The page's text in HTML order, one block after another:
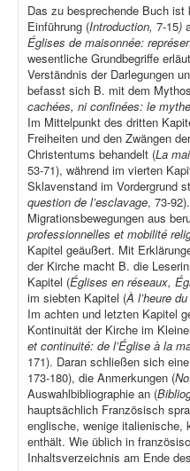
Das zu besprechende Buch
Einführung (Introduction, 7-15)
Églises de maisonnée:
wesentliche Grundbegriffe
Verständnis der Darlegungen
befasst sich B. mit dem
cachées, ni confinées: le
Im Mittelpunkt des dritten
Freiheiten und den Zwängen
Christentums behandelt (La
53-71), während im vierten
Sklavenstand im Vordergrund
question de l’esclavage, 73-
Migrationsbewegungen aus
professionnelles et mobilité
Kapitel geäußert. Mit
der Kirche macht B. die
Kapitel (Églises en réseaux,
im siebten Kapitel (À l’heure
Im achten und letzten Kapitel
Kontinuität der Kirche im
et continuité: de l’Église à la
171). Daran schließen sich
173-180), die Anmerkungen (
Auswahlbibliographie an (
hauptsächlich Französisch
englische, wenige italienische,
enthält. Wie üblich in
Inhaltsverzeichnis am Ende